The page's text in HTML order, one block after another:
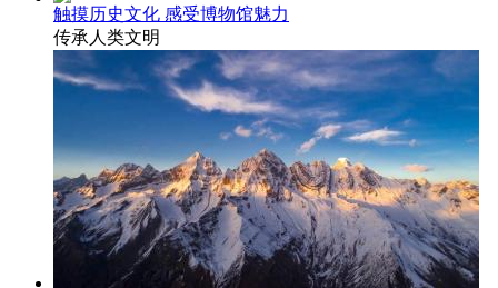
触摸历史文化 感受博物馆魅力
传承人类文明